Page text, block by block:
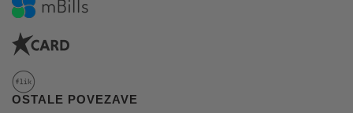
OSTALE POVEZAVE